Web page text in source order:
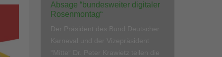
Absage “bundesweiter digitaler
Rosenmontag“